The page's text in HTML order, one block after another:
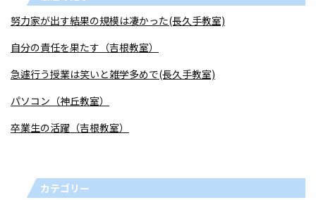
努力家が出す結果の規模は凄かった(長久手教室)
自分の責任を果たす（吉根教室）
急遽行う授業は笑いと雑学多めで(長久手教室)
パソコン（神丘教室）
卒業生の活躍（吉根教室）
カテゴリー